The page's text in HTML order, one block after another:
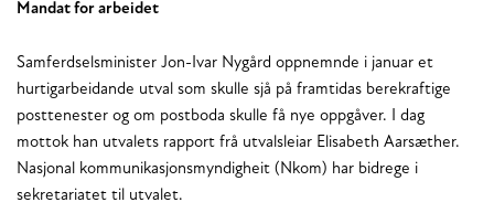
Mandat for arbeidet
Samferdselsminister Jon-Ivar Nygård oppnemnde i januar et
hurtigarbeidande utval som skulle sjå på framtidas berekraftige
posttenester og om postboda skulle få nye oppgåver. I dag
mottok han utvalets rapport frå utvalsleiar Elisabeth Aarsæther.
Nasjonal kommunikasjonsmyndigheit (Nkom) har bidrege i
sekretariatet til utvalet.